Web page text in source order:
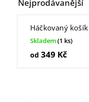
Nejprodávanější
Háčkovaný
Skladem(1 ks)
od 349 Kč